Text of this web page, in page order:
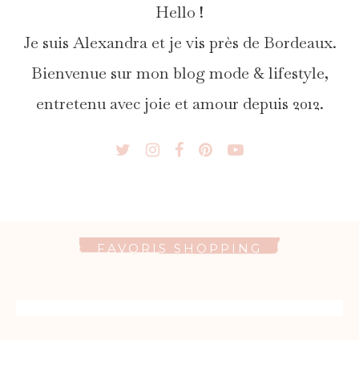
Hello !
Je suis Alexandra et je vis près de Bordeaux.
Bienvenue sur mon blog mode & lifestyle,
entretenu avec joie et amour depuis 2012.
FAVORIS SHOPPING